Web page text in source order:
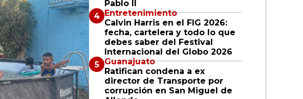
Pablo II
Entretenimiento
Calvin Harris en el FIG 2026:
fecha, cartelera y todo lo que
debes saber del Festival
Internacional del Globo 2026
Guanajuato
Ratifican condena a ex
director de Transporte por
corrupción en San Miguel de